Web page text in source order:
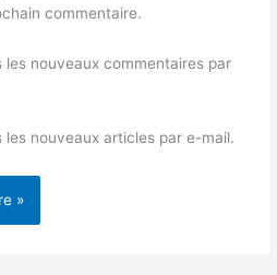
commentaire.
les nouveaux commentaires par
les nouveaux articles par e-mail.